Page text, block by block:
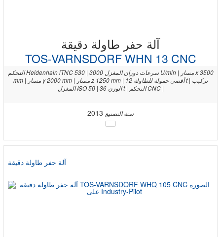
آلة حفر طاولة دقيقة
TOS-VARNSDORF WHN 13 CNC
التحكم Heidenhain iTNC 530 | سرعات دوران المغزل 3000 U/min | مسار x 3500
mm | مسار y 2000 mm | مسار z 1250 mm | أقصى حمولة للطاولة 12 t | تركيب
المغزل ISO 50 | الوزن 36 t | التحكم CNC |
سنة التصنيع
آلة حفر طاولة دقيقة